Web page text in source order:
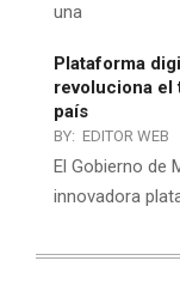
una
Plataforma
revoluciona
país
BY: EDITOR WEB
El Gobierno de
innovadora